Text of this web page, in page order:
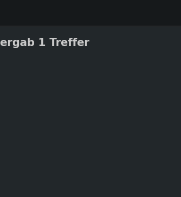
ergab 1 Treffer